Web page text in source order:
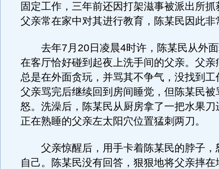
固定工作，三年前还因打架滋事被派出所
父亲常在家中对其进行教育，陈某民因此非
去年7月20日凌晨4时许，陈某民从外面
在客厅恰好碰到起夜上洗手间的父亲。父亲
总是在外面贪玩，并骂其不争气，没找到工
父亲骂完后继续回到房间睡觉，但陈某民被
怒。洗澡后，陈某民从厨房拿了一把水果刀
正在熟睡的父亲左太阳穴位置猛刺两刀。
父亲惊醒后，用手卡着陈某民的脖子，
自己。陈某民没有回答，狠狠地将父亲摔